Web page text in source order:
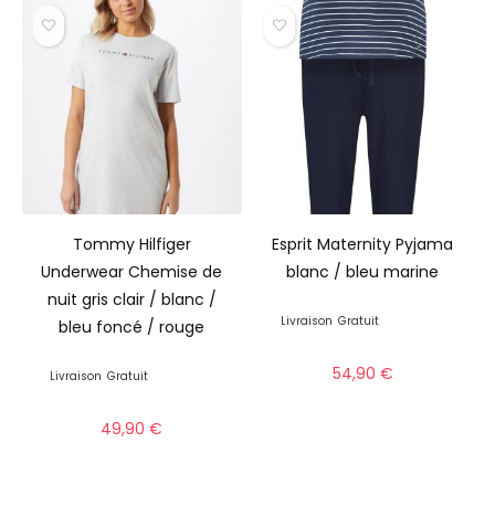
Tommy Hilfiger
Underwear Chemise de
nuit gris clair / blanc /
bleu foncé / rouge
Livraison Gratuit
49,90€
Esprit Maternity Pyjama
blanc / bleu marine
Livraison Gratuit
54,90 €